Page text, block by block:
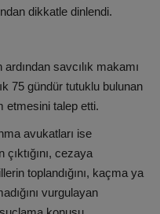
dikkatle dinlendi.
savcılık makamı
75 gündür tutuklu bulunan
etmesini talep etti.
avukatları ise
cezaya
toplandığını, kaçma ya
vurgulayan